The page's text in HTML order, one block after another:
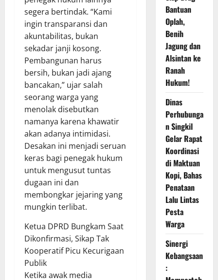
segera bertindak. “Kami
ingin transparansi dan
akuntabilitas, bukan
sekadar janji kosong.
Pembangunan harus
bersih, bukan jadi ajang
bancakan,” ujar salah
seorang warga yang
menolak disebutkan
namanya karena khawatir
akan adanya intimidasi.
Desakan ini menjadi seruan
keras bagi penegak hukum
untuk mengusut tuntas
dugaan ini dan
membongkar jejaring yang
mungkin terlibat.
Ketua DPRD Bungkam Saat
Dikonfirmasi, Sikap Tak
Kooperatif Picu Kecurigaan
Publik
Ketika awak media
Bantuan
Oplah,
Benih
Jagung dan
Alsintan ke
Ranah
Hukum!
Dinas
Perhubunga
n Singkil
Gelar Rapat
Koordinasi
di Maktuan
Kopi, Bahas
Penataan
Lalu Lintas
Pesta
Warga
Sinergi
Kebangsaan
: